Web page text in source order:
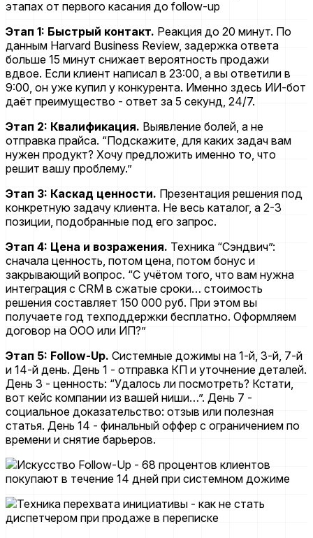
Этап 1: Быстрый контакт. Реакция до 20 минут. По
данным Harvard Business Review, задержка ответа
больше 15 минут снижает вероятность продажи
вдвое. Если клиент написал в 23:00, а вы ответили в
9:00, он уже купил у конкурента. Именно здесь ИИ-бот
даёт преимущество - ответ за 5 секунд, 24/7.
Этап 2: Квалификация. Выявление болей, а не
отправка прайса. “Подскажите, для каких задач вам
нужен продукт? Хочу предложить именно то, что
решит вашу проблему.”
Этап 3: Каскад ценности. Презентация решения под
конкретную задачу клиента. Не весь каталог, а 2-3
позиции, подобранные под его запрос.
Этап 4: Цена и возражения. Техника “Сэндвич”:
сначала ценность, потом цена, потом бонус и
закрывающий вопрос. “С учётом того, что вам нужна
интеграция с CRM в сжатые сроки… стоимость
решения составляет 150 000 руб. При этом вы
получаете год техподдержки бесплатно. Оформляем
договор на ООО или ИП?”
Этап 5: Follow-Up. Системные дожимы на 1-й, 3-й, 7-й
и 14-й день. День 1 - отправка КП и уточнение деталей.
День 3 - ценность: “Удалось ли посмотреть? Кстати,
вот кейс компании из вашей ниши…”. День 7 -
социальное доказательство: отзыв или полезная
статья. День 14 - финальный оффер с ограничением по
времени и снятие барьеров.